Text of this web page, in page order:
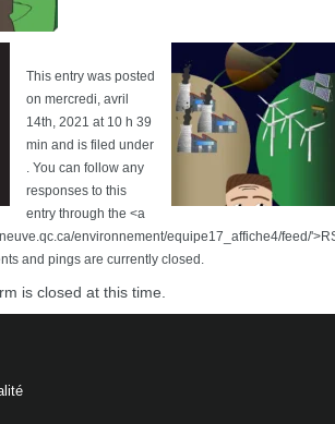
This entry was posted
on mercredi, avril
14th, 2021 at 10 h 39
min and is filed under
. You can follow any
responses to this
entry through the <a
environnement/equipe17_affiche4/feed/
and pings are currently closed.
is closed at this time.